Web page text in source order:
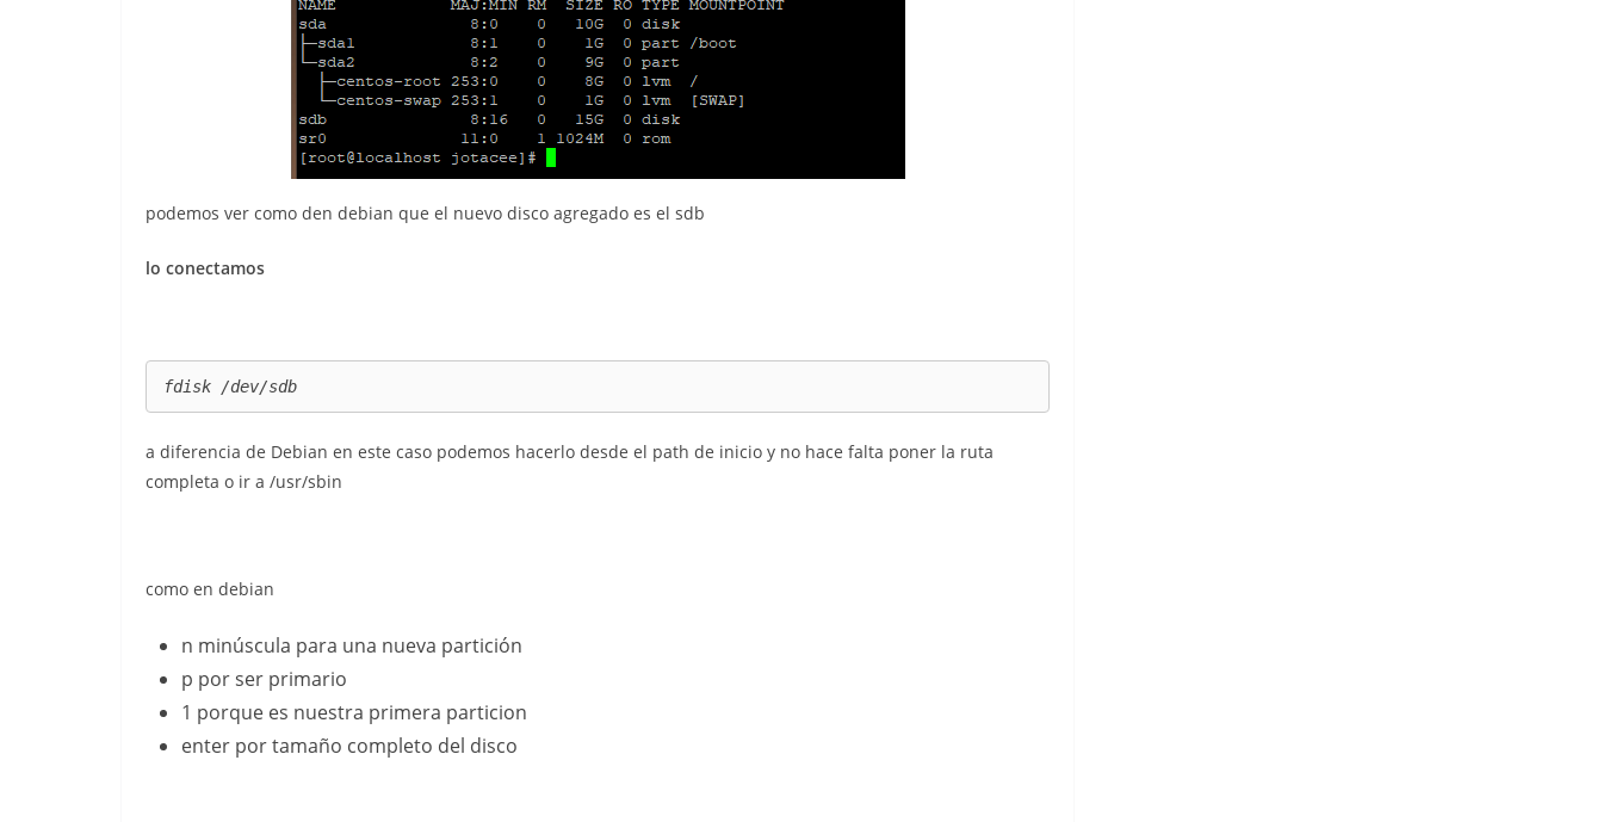
podemos ver como den debian que el nuevo disco agregado es el sdb
lo conectamos
fdisk /dev/sdb
a diferencia de Debian en este caso podemos hacerlo desde el path de inicio y no hace falta poner la ruta
completa o ir a /usr/sbin
como en debian
n minúscula para una nueva partición
p por ser primario
1 porque es nuestra primera particion
enter por tamaño completo del disco